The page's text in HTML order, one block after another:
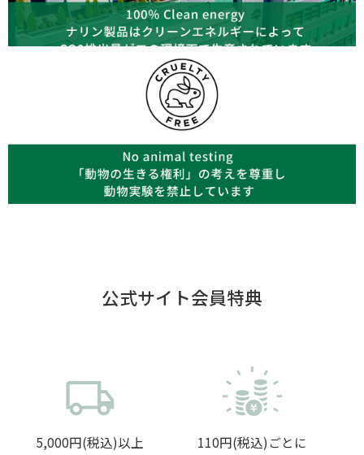
公式サイト会員特典
5,000円(税込)以上
110円(税込)ごとに